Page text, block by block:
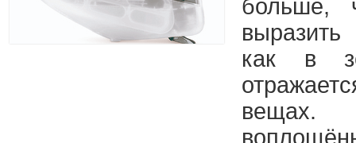
больше,
как в
вещах.